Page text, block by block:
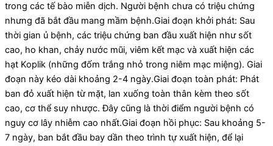
trong các tế bào miễn dịch. Người bệnh chưa có triệu chứng
nhưng đã bắt đầu mang mầm bệnh.Giai đoạn khởi phát: Sau
thời gian ủ bệnh, các triệu chứng ban đầu xuất hiện như sốt
cao, ho khan, chảy nước mũi, viêm kết mạc và xuất hiện các
hạt Koplik (những đốm trắng nhỏ trong niêm mạc miệng). Giai
đoạn này kéo dài khoảng 2-4 ngày.Giai đoạn toàn phát: Phát
ban đỏ xuất hiện từ mặt, lan xuống toàn thân kèm theo sốt
cao, cơ thể suy nhược. Đây cũng là thời điểm người bệnh có
nguy cơ lây nhiễm cao nhất.Giai đoạn hồi phục: Sau khoảng 5-
7 ngày, ban bắt đầu bay dần theo trình tự xuất hiện, để lại